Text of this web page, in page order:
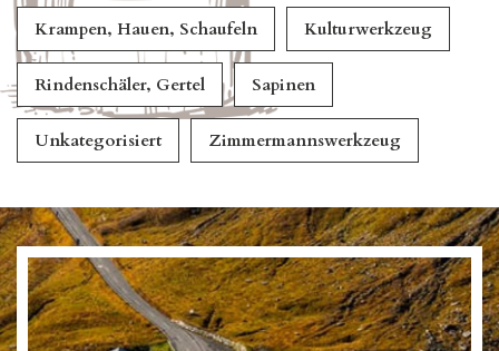
Krampen, Hauen, Schaufeln Kulturwerkzeug
Rindenschäler, Gertel Sapinen
Unkategorisiert Zimmermannswerkzeug